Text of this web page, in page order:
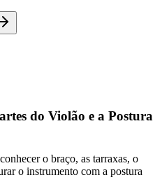
do Violão e a Postura
o braço, as tarraxas, o
o instrumento com a postura